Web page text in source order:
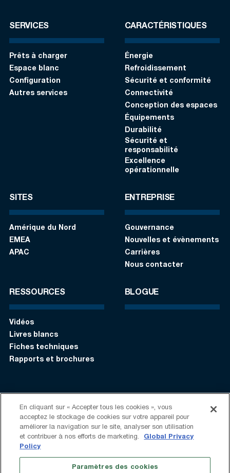
SERVICES
Prêts à charger
Espace blanc
Configuration
Autres services
CARACTÉRISTIQUES
Énergie
Refroidissement
Sécurité et conformité
Connectivité
Conception des espaces
Équipements
Durabilité
Sécurité et
responsabilité
Excellence
opérationnelle
SITES
Amérique du Nord
EMEA
APAC
ENTREPRISE
Gouvernance
Nouvelles et évènements
Carrières
Nous contacter
RESSOURCES
Vidéos
Livres blancs
Fiches techniques
Rapports et brochures
BLOGUE
S’identifier Contactez-nous: +1 (408) 748-9830
Suivez-nous:
Déclaration sur l’esclavage moderne
En cliquant sur « Accepter tous les cookies », vous
acceptez le stockage de cookies sur votre appareil pour
améliorer la navigation sur le site, analyser son utilisation
et contribuer à nos efforts de marketing.
Global Privacy
Policy
Paramètres des cookies